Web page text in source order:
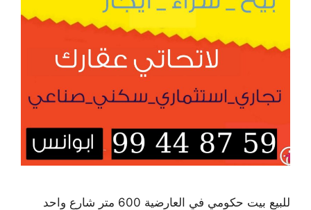
للبيع بيت حكومي في العارضية 600 متر شارع واحد